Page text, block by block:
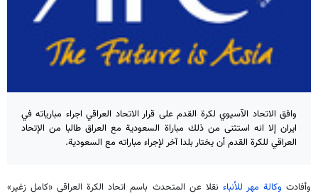
وافق الاتحاد الآسيوي لكرة القدم على قرار الاتحاد العراقي اجراء مبارياته في
ايران إلا انه استثنى من ذلك مباراة السعودية مع العراق طالبا من الإتحاد
العراقي للكرة القدم أن يختار بلدا آخر لإجراء مباراته مع السعودية.
وأفادت وكالة مهر للأنباء نقلا عن المتحدث باسم اتحاد الكرة العراقی «كامل زغير»